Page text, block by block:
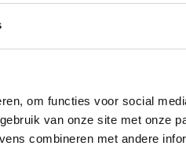
om functies voor social
van onze site met onze
combineren met andere